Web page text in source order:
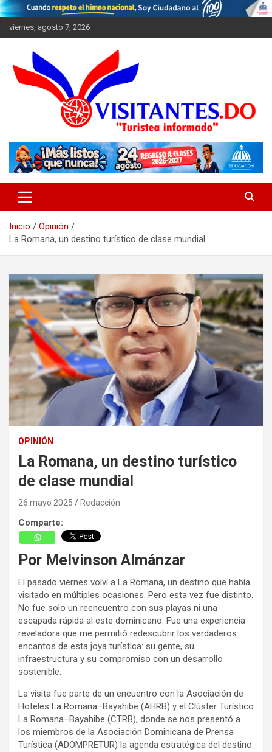
Saltar
al
contenido
viernes, agosto 7, 2026
Visitantes
Inicio
Opinión
La Romana, un destino turístico de clase mundial
OPINIÓN
La Romana, un destino turístico
de clase mundial
26 mayo 2025 Redacción
Comparte:
Por Melvinson Almánzar
El pasado viernes volví a La Romana, un destino que había
visitado en múltiples ocasiones. Pero esta vez fue distinto.
No fue solo un reencuentro con sus playas ni una
escapada rápida al este dominicano. Fue una experiencia
reveladora que me permitió redescubrir los verdaderos
encantos de esta joya turística: su gente, su
infraestructura y su compromiso con un desarrollo
sostenible.
La visita fue parte de un encuentro con la Asociación de
Hoteles La Romana–Bayahibe (AHRB) y el Clúster Turístico
La Romana–Bayahibe (CTRB), donde se nos presentó a
los miembros de la Asociación Dominicana de Prensa
Turística (ADOMPRETUR) la agenda estratégica del destino